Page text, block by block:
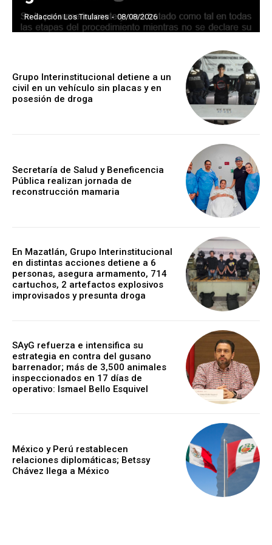
Redacción Los Titulares - 08/08/2026
Grupo Interinstitucional detiene a un
civil en un vehículo sin placas y en
posesión de droga
Secretaría de Salud y Beneficencia
Pública realizan jornada de
reconstrucción mamaria
En Mazatlán, Grupo Interinstitucional
en distintas acciones detiene a 6
personas, asegura armamento, 714
cartuchos, 2 artefactos explosivos
improvisados y presunta droga
SAyG refuerza e intensifica su
estrategia en contra del gusano
barrenador; más de 3,500 animales
inspeccionados en 17 días de
operativo: Ismael Bello Esquivel
México y Perú restablecen
relaciones diplomáticas; Betssy
Chávez llega a México